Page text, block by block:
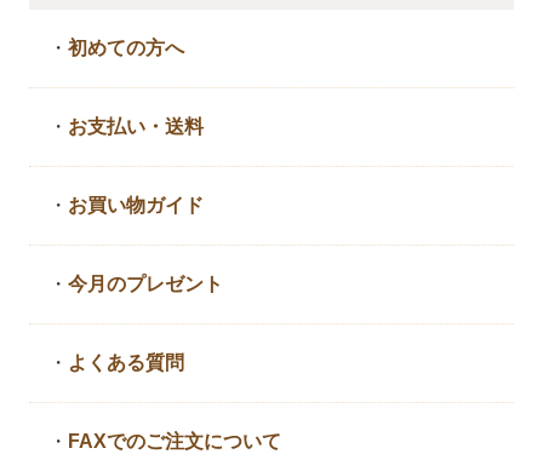
・初めての方へ
・ お支払い・送料
・ お買い物ガイド
・今月のプレゼント
・ よくある質問
・ FAXでのご注文について